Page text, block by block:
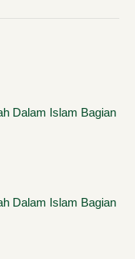
Dalam Islam Bagian
Dalam Islam Bagian